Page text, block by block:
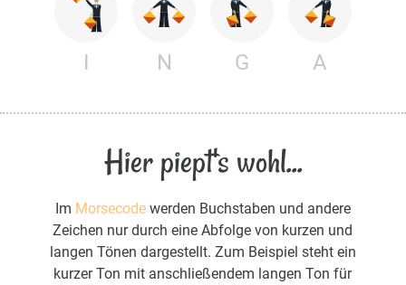
I N G A
Hier piept's wohl...
Im Morsecodewerden Buchstaben und andere
Zeichen nur durch eine Abfolge von kurzen und
langen Tönen dargestellt. Zum Beispiel steht ein
kurzer Ton mit anschließendem langen Ton für